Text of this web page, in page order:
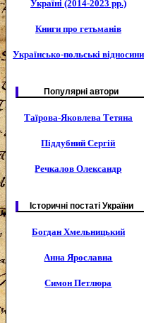
Україні (2014-2023 рр.)
Книги про гетьманів
Українсько-польські відносини
Популярні автори
Таїрова-Яковлева Тетяна
Піддубний Сергій
Речкалов Олександр
Історичні постаті України
Богдан Хмельницький
Анна Ярославна
Симон Петлюра